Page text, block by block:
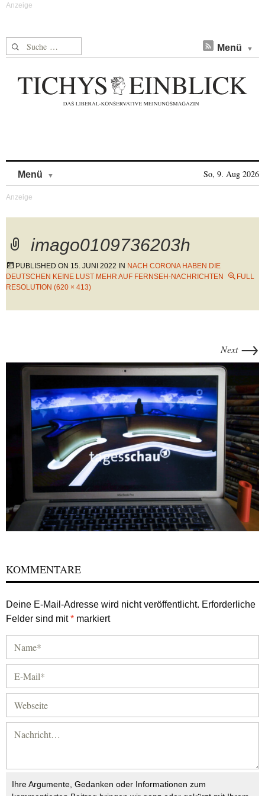
Suche nach: Menü
Menü So, 9. Aug 2026
imago0109736203h
PUBLISHED ON 15. JUNI 2022 IN NACH CORONA HABEN DIE
DEUTSCHEN KEINE LUST MEHR AUF FERNSEH-NACHRICHTEN
FULL
RESOLUTION (620 × 413)
Next →
KOMMENTARE
Deine E-Mail-Adresse wird nicht veröffentlicht. Erforderliche
Felder sind mit* markiert
Ihre Argumente, Gedanken oder Informationen zum